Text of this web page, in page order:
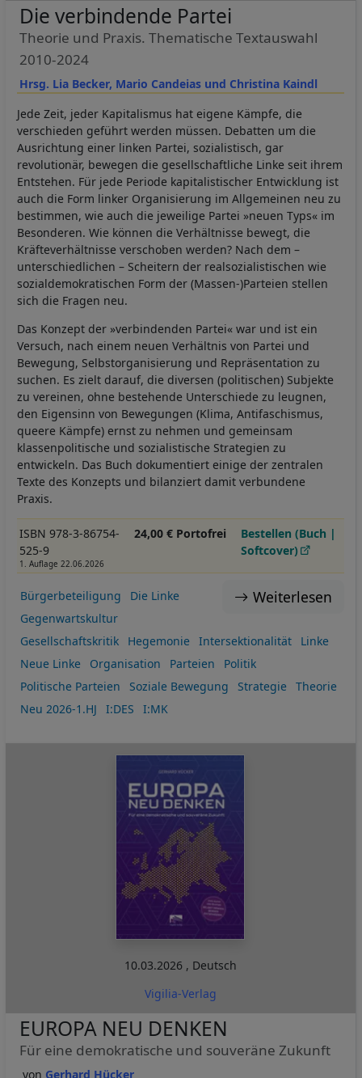
Hrsg. Lia Becker, Mario Candeias und Christina Kaindl
Die verbindende Partei
Theorie und Praxis. Thematische Textauswahl
2010-2024
Jede Zeit, jeder Kapitalismus hat eigene Kämpfe, die
verschieden geführt werden müssen. Debatten um die
Ausrichtung einer linken Partei, sozialistisch, gar
revolutionär, bewegen die gesellschaftliche Linke seit ihrem
Entstehen. Für jede Periode kapitalistischer Entwicklung ist
auch die Form linker Organisierung im Allgemeinen neu zu
bestimmen, wie auch die jeweilige Partei »neuen Typs« im
Besonderen. Wie können die Verhältnisse bewegt, die
Kräfteverhältnisse verschoben werden? Nach dem –
unterschiedlichen – Scheitern der realsozialistischen wie
sozialdemokratischen Form der (Massen-)Parteien stellen
sich die Fragen neu.
Das Konzept der »verbindenden Partei« war und ist ein
Versuch, nach einem neuen Verhältnis von Partei und
Bewegung, Selbstorganisierung und Repräsentation zu
suchen. Es zielt darauf, die diversen (politischen) Subjekte
zu vereinen, ohne bestehende Unterschiede zu leugnen,
den Eigensinn von Bewegungen (Klima, Antifaschismus,
queere Kämpfe) ernst zu nehmen und gemeinsam
klassenpolitische und sozialistische Strategien zu
entwickeln. Das Buch dokumentiert einige der zentralen
Texte des Konzepts und bilanziert damit verbundene
Praxis.
ISBN 978-3-86754-
525-9
1. Auflage 22.06.2026
24,00 € Portofrei
Bestellen (Buch |
Softcover)
Weiterlesen
Bürgerbeteiligung
Die Linke
Gegenwartskultur
Gesellschaftskritik
Hegemonie Intersektionalität
Linke
Neue Linke
Organisation Parteien
Politik
Politische Parteien
Soziale Bewegung Strategie
Theorie
Neu 2026-1.HJ
I:DES I:MK
10.03.2026 , Deutsch
Vigilia-Verlag
Gerhard Hücker
EUROPA NEU DENKEN
Für eine demokratische und souveräne Zukunft